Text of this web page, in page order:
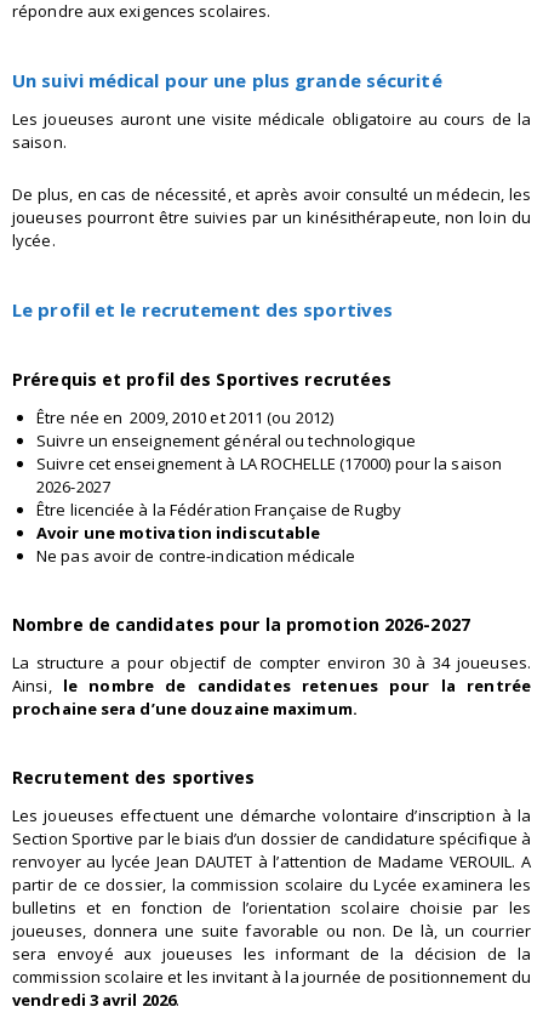
répondre aux exigences scolaires.
Un suivi médical pour une plus grande sécurité
Les joueuses auront une visite médicale obligatoire au cours de la
saison.
De plus, en cas de nécessité, et après avoir consulté un médecin, les
joueuses pourront être suivies par un kinésithérapeute, non loin du
lycée.
Le profil et le recrutement des sportives
Prérequis et profil des Sportives recrutées
Être née en 2009, 2010 et 2011 (ou 2012)
Suivre un enseignement général ou technologique
Suivre cet enseignement à LA ROCHELLE (17000) pour la saison
2026-2027
Être licenciée à la Fédération Française de Rugby
Avoir une motivation indiscutable
Ne pas avoir de contre-indication médicale
Nombre de candidates pour la promotion 2026-2027
La structure a pour objectif de compter environ 30 à 34 joueuses.
Ainsi, le nombre de candidates retenues pour la rentrée
prochaine sera d’une douzaine maximum.
Recrutement des sportives
Les joueuses effectuent une démarche volontaire d’inscription à la
Section Sportive par le biais d’un dossier de candidature spécifique à
renvoyer au lycée Jean DAUTET à l’attention de Madame VEROUIL. A
partir de ce dossier, la commission scolaire du Lycée examinera les
bulletins et en fonction de l’orientation scolaire choisie par les
joueuses, donnera une suite favorable ou non. De là, un courrier
sera envoyé aux joueuses les informant de la décision de la
commission scolaire et les invitant à la journée de positionnement du
vendredi 3 avril 2026.